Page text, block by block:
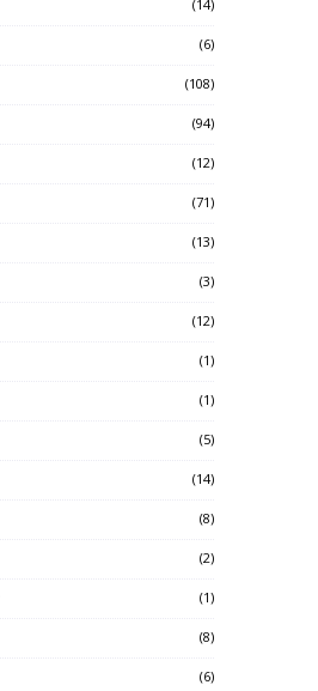
(14)
(6)
(108)
(94)
(12)
(71)
(13)
(3)
(12)
(1)
(1)
(5)
(14)
(8)
(2)
(1)
(8)
(6)